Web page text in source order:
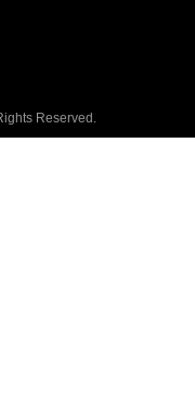
Reserved.